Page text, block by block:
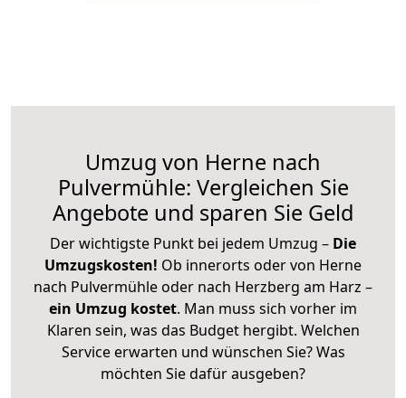
Umzug von Herne nach
Pulvermühle: Vergleichen Sie
Angebote und sparen Sie Geld
Der wichtigste Punkt bei jedem Umzug – Die
Umzugskosten! Ob innerorts oder von Herne
nach Pulvermühle oder nach Herzberg am Harz –
ein Umzug kostet. Man muss sich vorher im
Klaren sein, was das Budget hergibt. Welchen
Service erwarten und wünschen Sie? Was
möchten Sie dafür ausgeben?